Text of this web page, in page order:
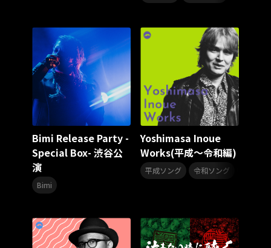
Bimi Release Party -
Special Box- 渋谷公
演
Bimi
Yoshimasa Inoue
Works(平成～令和編)
平成ソング 令和ソング